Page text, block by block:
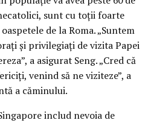
sunt cu toții foarte
de la Roma. „Suntem
și privilegiați de vizita Papei
a asigurat Seng. „Cred că
venind să ne viziteze”, a
a căminului.
includ nevoia de